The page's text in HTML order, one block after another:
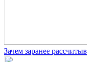
Зачем заранее